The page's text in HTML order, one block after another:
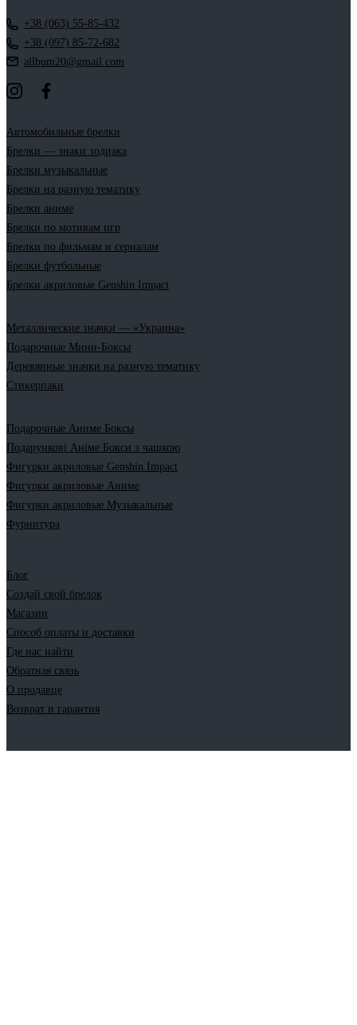
+38 (063) 55-85-432
+38 (097) 85-72-682
allbum20@gmail.com
Автомобильные брелки
Брелки — знаки зодиака
Брелки музыкальные
Брелки на разную тематику
Брелки аниме
Брелки по мотивам игр
Брелки по фильмам и сериалам
Брелки футбольные
Брелки акриловые Genshin Impact
Металлические значки — «Украина»
Подарочные Мини-Боксы
Деревянные значки на разную тематику
Стикерпаки
Подарочные Аниме Боксы
Подарункові Аніме Бокси з чашкою
Фигурки акриловые Genshin Impact
Фигурки акриловые Аниме
Фигурки акриловые Музыкальные
Фурнитура
Блог
Создай свой брелок
Магазин
Способ оплаты и доставки
Где нас найти
Обратная связь
О продавце
Возврат и гарантия